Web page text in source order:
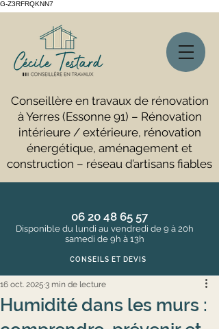
G-Z3RFRQKNN7
Conseillère en travaux de rénovation
à Yerres (Essonne 91) – Rénovation
intérieure / extérieure, rénovation
énergétique, aménagement et
construction – réseau d’artisans fiables
06 20 48 65 57
Disponible du lundi au vendredi de 9 à 20h
samedi de 9h à 13h
CONSEILS ET DEVIS
Humidité dans les murs :
16 oct. 2025 3 min de lecture